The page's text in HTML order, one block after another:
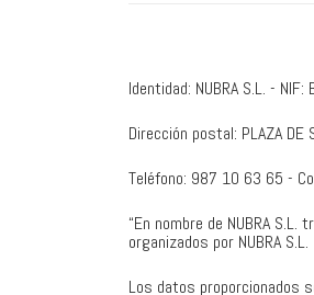
Identidad: NUBRA S.L. -
Dirección postal: PLAZA DE
Teléfono: 987 10 63 65 -
“En nombre de NUBRA
organizados por NUBRA S.L.
Los datos proporcionados